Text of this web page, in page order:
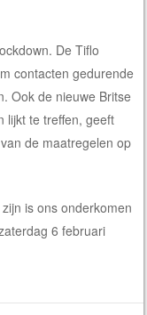
De Tiflo
contacten gedurende
Ook de nieuwe Britse
lijkt te treffen, geeft
de maatregelen op
is ons onderkomen
6 februari